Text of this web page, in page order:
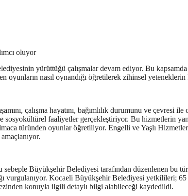
oluyor
yürüttüğü çalışmalar devam ediyor. Bu kapsamda
nasıl oynandığı öğretilerek zihinsel
çalışma hayatını, bağımlılık durumunu ve çevresi
faaliyetler gerçekleştiriyor. Bu hizmetlerin
türünden oyunlar öğretiliyor. Engelli ve Yaşlı
sebeple Büyükşehir Belediyesi tarafından düzenlenen bu
vurgulanıyor. Kocaeli Büyükşehir Belediyesi yetkilileri; 65
konuyla ilgili detaylı bilgi alabileceği kaydedildi.